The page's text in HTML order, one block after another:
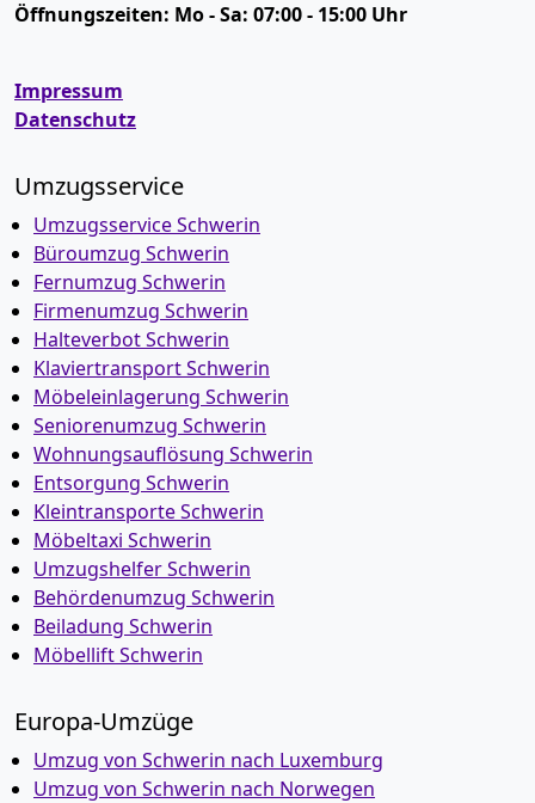
Öffnungszeiten: Mo - Sa: 07:00 - 15:00 Uhr
Impressum
Datenschutz
Umzugsservice
Umzugsservice Schwerin
Büroumzug Schwerin
Fernumzug Schwerin
Firmenumzug Schwerin
Halteverbot Schwerin
Klaviertransport Schwerin
Möbeleinlagerung Schwerin
Seniorenumzug Schwerin
Wohnungsauflösung Schwerin
Entsorgung Schwerin
Kleintransporte Schwerin
Möbeltaxi Schwerin
Umzugshelfer Schwerin
Behördenumzug Schwerin
Beiladung Schwerin
Möbellift Schwerin
Europa-Umzüge
Umzug von Schwerin nach Luxemburg
Umzug von Schwerin nach Norwegen